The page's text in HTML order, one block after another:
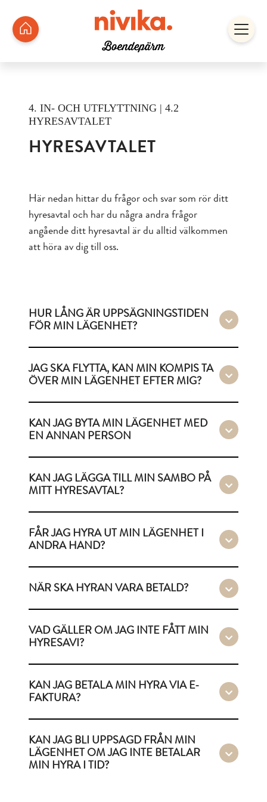
4. IN- OCH UTFLYTTNING | 4.2
HYRESAVTALET
HYRESAVTALET
Här nedan hittar du frågor och svar som rör ditt
hyresavtal och har du några andra frågor
angående ditt hyresavtal är du alltid välkommen
att höra av dig till oss.
HUR LÅNG ÄR UPPSÄGNINGSTIDEN
FÖR MIN LÄGENHET?
JAG SKA FLYTTA, KAN MIN KOMPIS TA
ÖVER MIN LÄGENHET EFTER MIG?
KAN JAG BYTA MIN LÄGENHET MED
EN ANNAN PERSON
KAN JAG LÄGGA TILL MIN SAMBO PÅ
MITT HYRESAVTAL?
FÅR JAG HYRA UT MIN LÄGENHET I
ANDRA HAND?
NÄR SKA HYRAN VARA BETALD?
VAD GÄLLER OM JAG INTE FÅTT MIN
HYRESAVI?
KAN JAG BETALA MIN HYRA VIA E-
FAKTURA?
KAN JAG BLI UPPSAGD FRÅN MIN
LÄGENHET OM JAG INTE BETALAR
MIN HYRA I TID?